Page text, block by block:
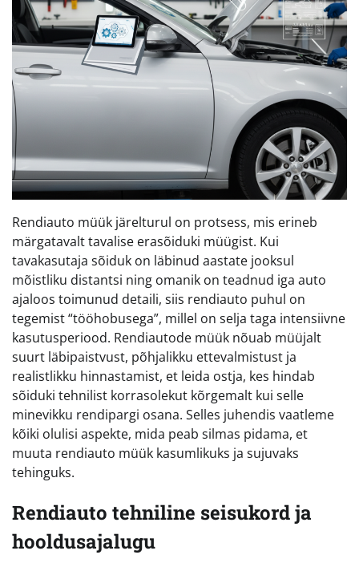
Rendiauto müük järelturul on protsess, mis erineb
märgatavalt tavalise erasõiduki müügist. Kui
tavakasutaja sõiduk on läbinud aastate jooksul
mõistliku distantsi ning omanik on teadnud iga auto
ajaloos toimunud detaili, siis rendiauto puhul on
tegemist “tööhobusega”, millel on selja taga intensiivne
kasutusperiood. Rendiautode müük nõuab müüjalt
suurt läbipaistvust, põhjalikku ettevalmistust ja
realistlikku hinnastamist, et leida ostja, kes hindab
sõiduki tehnilist korrasolekut kõrgemalt kui selle
minevikku rendipargi osana. Selles juhendis vaatleme
kõiki olulisi aspekte, mida peab silmas pidama, et
muuta rendiauto müük kasumlikuks ja sujuvaks
tehinguks.
Rendiauto tehniline seisukord ja
hooldusajalugu